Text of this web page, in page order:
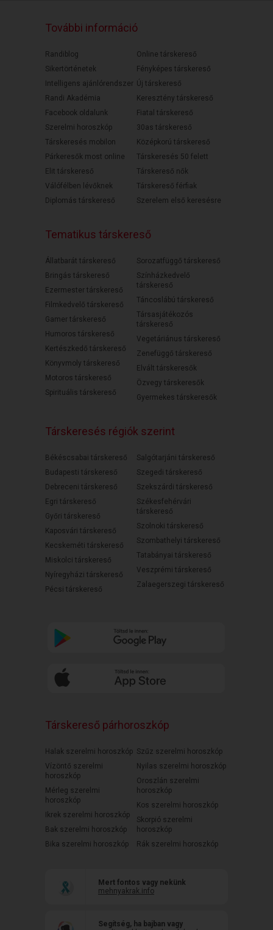
További információ
Randiblog
Sikertörténetek
Intelligens ajánlórendszer
Randi Akadémia
Facebook oldalunk
Szerelmi horoszkóp
Társkeresés mobilon
Párkeresők most online
Elit társkereső
Válófélben lévőknek
Diplomás társkereső
Online társkereső
Fényképes társkereső
Új társkereső
Keresztény társkereső
Fiatal társkereső
30as társkereső
Középkorú társkereső
Társkeresés 50 felett
Társkereső nők
Társkereső férfiak
Szerelem első keresésre
Tematikus társkereső
Állatbarát társkereső
Bringás társkereső
Ezermester társkereső
Filmkedvelő társkereső
Gamer társkereső
Humoros társkereső
Kertészkedő társkereső
Könyvmoly társkereső
Motoros társkereső
Spirituális társkereső
Sorozatfüggő társkereső
Színházkedvelő
társkereső
Táncoslábú társkereső
Társasjátékozós
társkereső
Vegetáriánus társkereső
Zenefüggő társkereső
Elvált társkeresők
Özvegy társkeresők
Gyermekes társkeresők
Társkeresés régiók szerint
Békéscsabai társkereső
Budapesti társkereső
Debreceni társkereső
Egri társkereső
Győri társkereső
Kaposvári társkereső
Kecskeméti társkereső
Miskolci társkereső
Nyíregyházi társkereső
Pécsi társkereső
Salgótarjáni társkereső
Szegedi társkereső
Szekszárdi társkereső
Székesfehérvári
társkereső
Szolnoki társkereső
Szombathelyi társkereső
Tatabányai társkereső
Veszprémi társkereső
Zalaegerszegi társkereső
Társkereső párhoroszkóp
Halak szerelmi horoszkóp
Vízöntő szerelmi
horoszkóp
Mérleg szerelmi
horoszkóp
Ikrek szerelmi horoszkóp
Bak szerelmi horoszkóp
Bika szerelmi horoszkóp
Szűz szerelmi horoszkóp
Nyilas szerelmi horoszkóp
Oroszlán szerelmi
horoszkóp
Kos szerelmi horoszkóp
Skorpió szerelmi
horoszkóp
Rák szerelmi horoszkóp
Mert fontos vagy nekünk
mehnyakrak.info
Segítség, ha bajban vagy